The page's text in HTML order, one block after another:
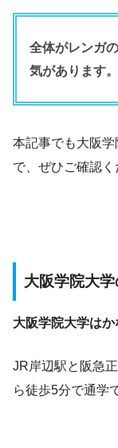
全体がレンガ
気があります。
本記事でも大阪
で、ぜひご確認く
大阪学院大
大阪学院大学は
JR岸辺駅と阪急
ら徒歩5分で通学